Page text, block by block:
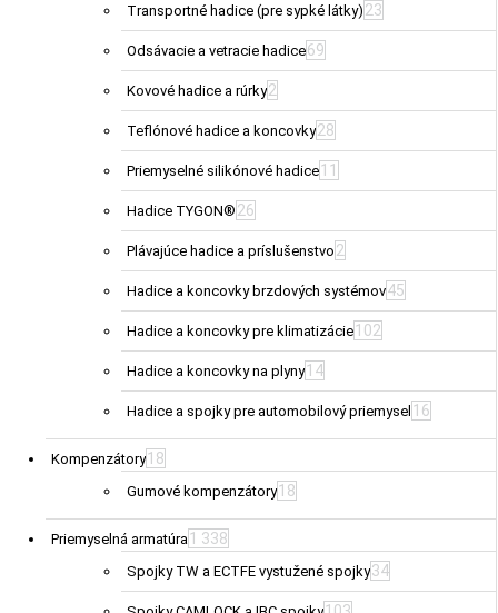
Transportné hadice (pre sypké látky) 23
Odsávacie a vetracie hadice69
Kovové hadice a rúrky2
Teflónové hadice a koncovky28
Priemyselné silikónové hadice 11
Hadice TYGON® 26
Plávajúce hadice a príslušenstvo 2
Hadice a koncovky brzdových systémov45
Hadice a koncovky pre klimatizácie 102
Hadice a koncovky na plyny 14
Hadice a spojky pre automobilový priemysel 16
Kompenzátory 18
Gumové kompenzátory 18
Priemyselná armatúra 1 338
Spojky TW a ECTFE vystužené spojky34